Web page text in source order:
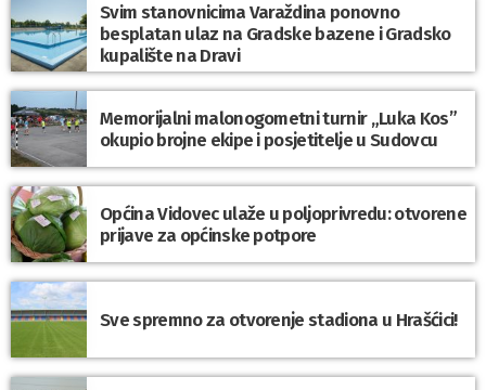
Svim stanovnicima Varaždina ponovno
besplatan ulaz na Gradske bazene i Gradsko
kupalište na Dravi
Memorijalni malonogometni turnir „Luka Kos”
okupio brojne ekipe i posjetitelje u Sudovcu
Općina Vidovec ulaže u poljoprivredu: otvorene
prijave za općinske potpore
Sve spremno za otvorenje stadiona u Hrašćici!